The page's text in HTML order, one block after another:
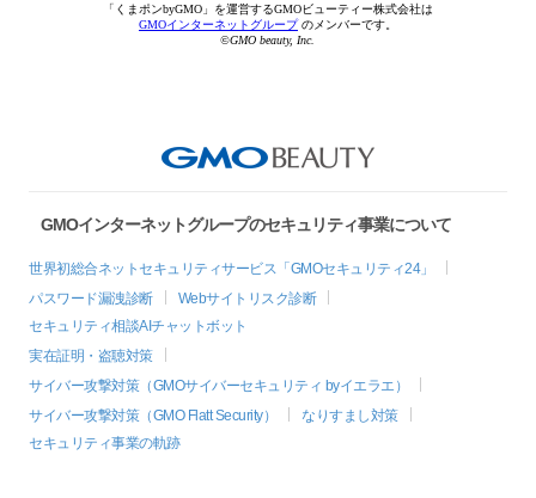
「くまポンbyGMO」を運営するGMOビューティー株式会社は
GMOインターネットグループのメンバーです。
©GMO beauty, Inc.
GMOインターネットグループのセキュリティ事業について
世界初総合ネットセキュリティサービス「GMOセキュリティ24」
パスワード漏洩診断
Webサイトリスク診断
セキュリティ相談AIチャットボット
実在証明・盗聴対策
サイバー攻撃対策（GMOサイバーセキュリティ byイエラエ）
サイバー攻撃対策（GMO Flatt Security）
なりすまし対策
セキュリティ事業の軌跡